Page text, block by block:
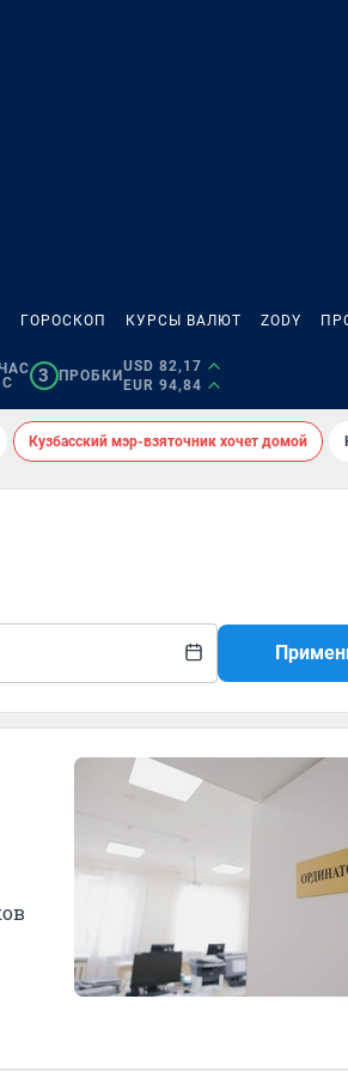
ГОРОСКОП КУРСЫ ВАЛЮТ ZODY
3 ПРОБКИ
USD 82,17
EUR 94,84
Кузбасский мэр-взяточник хочет домой